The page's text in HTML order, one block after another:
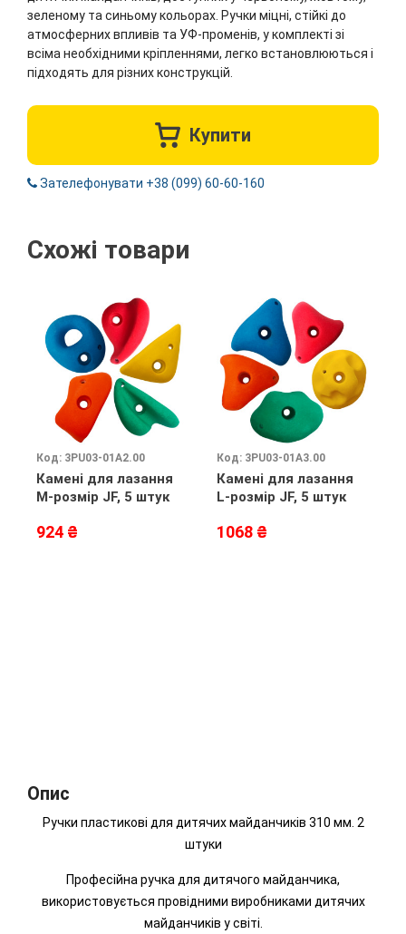
зеленому та синьому кольорах. Ручки міцні, стійкі до
атмосферних впливів та УФ-променів, у комплекті зі
всіма необхідними кріпленнями, легко встановлюються і
підходять для різних конструкцій.
Купити
Зателефонувати +38 (099) 60-60-160
Схожі товари
Код: 3PU03-01A2.00
Камені для лазання
M-розмір JF, 5 штук
924 ₴
Код: 3PU03-01A3.00
Камені для лазання
L-розмір JF, 5 штук
1068 ₴
Опис
Ручки пластикові для дитячих майданчиків 310 мм. 2
штуки
Професійна ручка для дитячого майданчика,
використовується провідними виробниками дитячих
майданчиків у світі.